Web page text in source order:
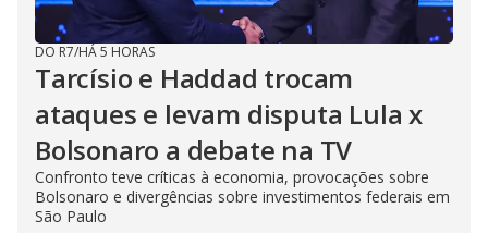
DO R7/HÁ 5 HORAS
Tarcísio e Haddad trocam
ataques e levam disputa Lula x
Bolsonaro a debate na TV
Confronto teve críticas à economia, provocações sobre
Bolsonaro e divergências sobre investimentos federais em
São Paulo